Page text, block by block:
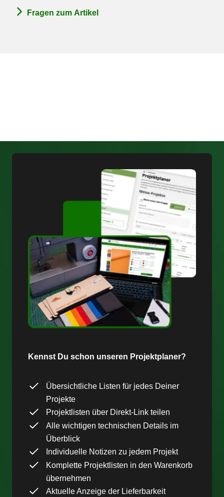
Fragen zum Artikel
Kennst Du schon unseren Projektplaner?
Übersichtliche Listen für jedes Deiner
Projekte
Projektlisten über Direkt-Link teilen
Alle wichtigen technischen Details im
Überblick
Individuelle Notizen zu jedem Projekt
Komplette Projektlisten in den Warenkorb
übernehmen
Aktuelle Anzeige der Lieferbarkeit